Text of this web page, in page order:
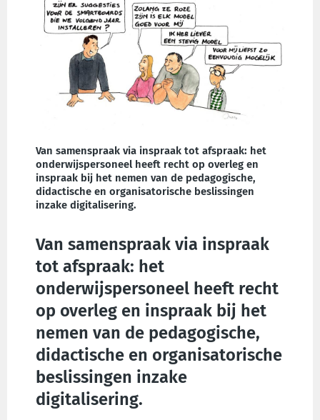
Van samenspraak via inspraak tot afspraak: het
onderwijspersoneel heeft recht op overleg en
inspraak bij het nemen van de pedagogische,
didactische en organisatorische beslissingen
inzake digitalisering.
Van samenspraak via inspraak
tot afspraak: het
onderwijspersoneel heeft recht
op overleg en inspraak bij het
nemen van de pedagogische,
didactische en organisatorische
beslissingen inzake
digitalisering.